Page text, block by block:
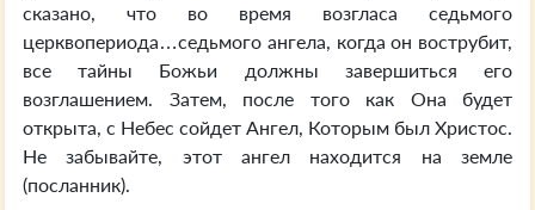
сказано, что во время возгласа седьмого
церквопериода…седьмого ангела, когда он вострубит,
все тайны Божьи должны завершиться его
возглашением. Затем, после того как Она будет
открыта, с Небес сойдет Ангел, Которым был Христос.
Не забывайте, этот ангел находится на земле
(посланник).